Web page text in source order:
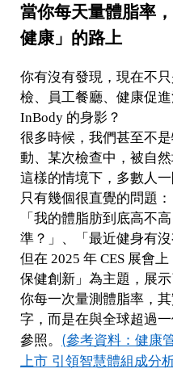
當你每天量體脂率
健康」的路上
你有沒有發現，現在不
檢、員工餐廳、健康促
InBody 的身影？
很多時候，我們甚至不
動、某次檢查中，被自
這樣的情境下，多數人
只有幾個很直覺的問題：
「我的體脂肪到底高不
準？」、「最近健身有沒
但在 2025 年 CES 展會
保健創新」為主題，展
你每一次量測體脂率，
字，而是在與全球超過
參照。 (參考資料：健
上市 引領智慧體組成分